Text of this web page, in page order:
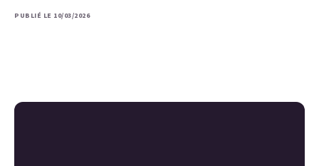
PUBLIÉ LE 10/03/2026